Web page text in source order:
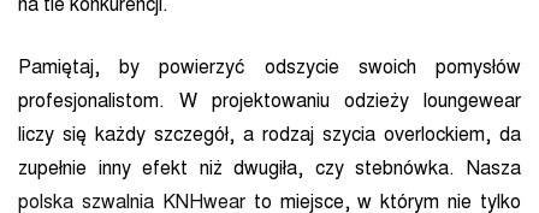
na tle konkurencji.
Pamiętaj, by powierzyć odszycie swoich pomysłów
profesjonalistom. W projektowaniu odzieży loungewear
liczy się każdy szczegół, a rodzaj szycia overlockiem, da
zupełnie inny efekt niż dwugiła, czy stebnówka. Nasza
polska szwalnia KNHwearto miejsce, w którym nie tylko